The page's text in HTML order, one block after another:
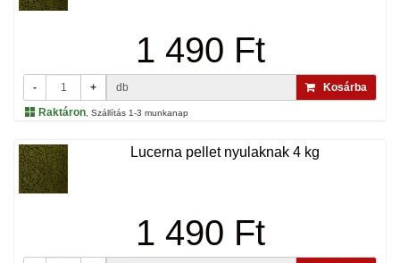
1 490 Ft
- + db
Kosárba
Raktáron , Szállítás 1-3 munkanap
Lucerna pellet nyulaknak 4 kg
1 490 Ft